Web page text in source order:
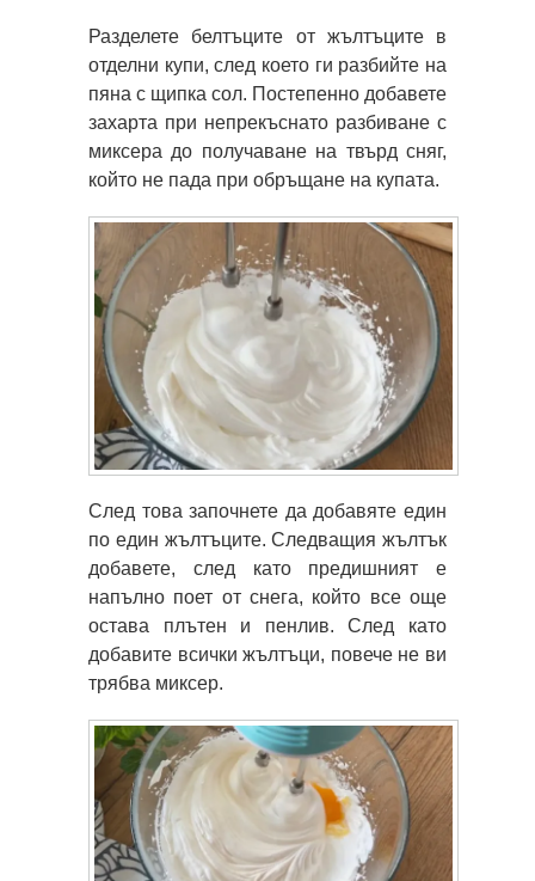
Разделете белтъците от жълтъците в
отделни купи, след което ги разбийте на
пяна с щипка сол. Постепенно добавете
захарта при непрекъснато разбиване с
миксера до получаване на твърд сняг,
който не пада при обръщане на купата.
След това започнете да добавяте един
по един жълтъците. Следващия жълтък
добавете, след като предишният е
напълно поет от снега, който все още
остава плътен и пенлив. След като
добавите всички жълтъци, повече не ви
трябва миксер.